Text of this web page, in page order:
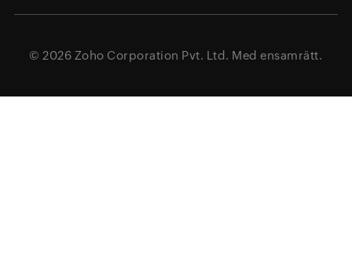
© 2026 Zoho Corporation Pvt. Ltd. Med ensamrätt.